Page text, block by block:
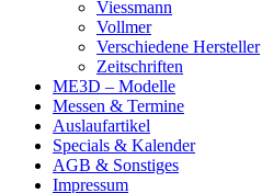
Viessmann
Vollmer
Verschiedene Hersteller
Zeitschriften
ME3D – Modelle
Messen & Termine
Auslaufartikel
Specials & Kalender
AGB & Sonstiges
Impressum